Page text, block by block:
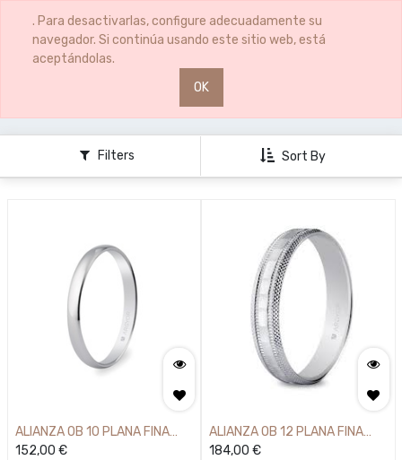
. Para desactivarlas, configure adecuadamente su
navegador. Si continúa usando este sitio web, está
aceptándolas.
OK
0 0
Filters Sort By
ALIANZA OB 10 PLANA FINA
750MM
152,00 €
ALIANZA OB 12 PLANA FINA
750MM
184,00 €